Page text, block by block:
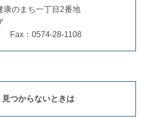
康のまち一丁目2番地
Fax：0574-28-1108
見つからないときは